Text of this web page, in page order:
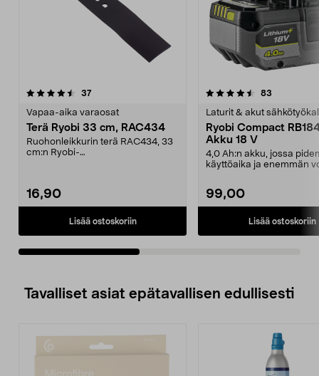
37arvostelut
Vapaa-aika varaosat
Terä Ryobi 33 cm, RAC434
Ruohonleikkurin terä RAC434, 33
cm:n Ryobi-
16,90
Lisää ostoskoriin
4.5viidestä
83
Laturit & akut
Ryobi Compact
Akku 18 V
4,0 Ah:n akku, jossa
käyttöaika ja enemmän
99,00
Lisää ostoskoriin
4.5viidestä
Tavalliset asiat epätavallisen edullisesti